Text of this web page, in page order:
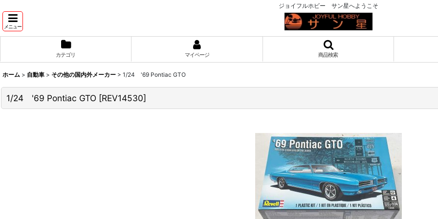
ジョイフルホビー サン星へようこそ
メニュー
カテゴリ マイページ 商品検索
ホーム > 自動車 > その他の国内外メーカー > 1/24 '69 Pontiac GTO
1/24 '69 Pontiac GTO [REV14530]